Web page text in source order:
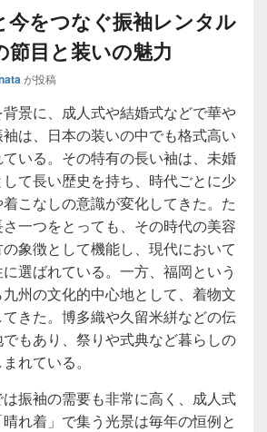
今をつなぐ振袖レンタル
節目と装いの魅力
が投稿
景に、成人式や結婚式などで華や
は、日本の装いの中でも格式高い
いる。 その特有の長い袖は、未婚
て長い歴史を持ち、時代ごとに少
こなしの意識が変化してきた。た
一つをとっても、その時代の美容
象徴として機能し、現代において
選ばれている。一方、福岡という
州の文化的中心地として、着物文
きた。博多織や久留米絣などの伝
もあり、祭りや式典など暮らしの
れている。
振袖の需要も非常に高く、成人式
れ着」で集う光景は毎年の恒例と